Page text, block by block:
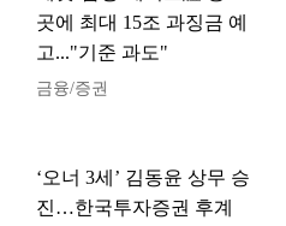
곳에 최대 15조 과징금 예
고..."기준 과도"
금융/증권
‘오너 3세’ 김동윤 상무 승
진…한국투자증권 후계